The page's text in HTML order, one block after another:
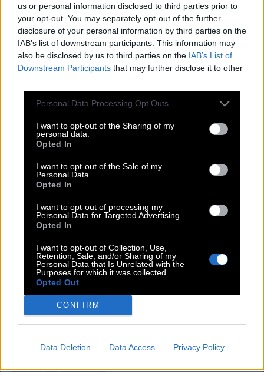
us or personal information disclosed to third parties prior to
your opt-out. You may separately opt-out of the further
disclosure of your personal information by third parties on the
IAB’s list of downstream participants. This information may
also be disclosed by us to third parties on the IAB’s List of
Downstream Participants that may further disclose it to other
Personal Data Processing Opt Outs
I want to opt-out of the Sharing of my
personal data.
Opted In
I want to opt-out of the Sale of my
Personal Data.
Opted In
I want to opt-out of processing my
Personal Data for Targeted Advertising.
Opted In
I want to opt-out of Collection, Use,
Retention, Sale, and/or Sharing of my
Personal Data that Is Unrelated with the
Purposes for which it was collected.
Opted Out
CONFIRM
Data Deletion Data Access Privacy Policy
So ist ein Sportler, der nicht gedopt ist (engl.):
C
L E A
N
Clark __, verwandelt sich im Comic in Superman:
K
E N
T
Allgemeiner Kosename für eine Katze:
I E Z
E
I E R
In den __ sein, finanziell Verlust erwirtschaften
E S
Song von Queen, The __ Must Go On
H O
W
Fußballsendung auf Sat1
Autorin von Stolz und Vorurteil (1813): Jane __: